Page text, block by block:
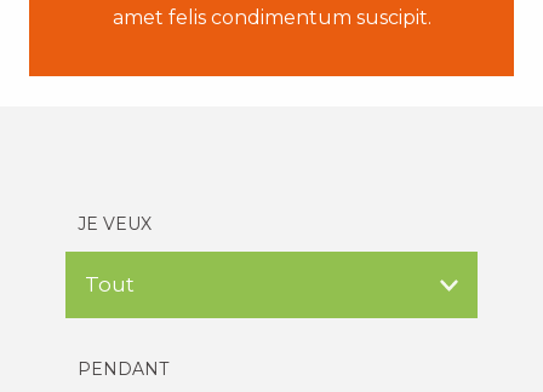
amet felis condimentum suscipit.
JE VEUX
PENDANT